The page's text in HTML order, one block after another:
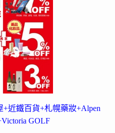
近鐵百貨+札幌藥妝+Alpen
GOLF